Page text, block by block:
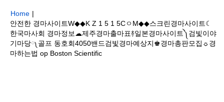
Home |
안전한 경마사이트W◆◆K Z 1 5 1 5CㅇM◆◆스크린경마사이트☾
한국마사회 경마정보☁제주경마출마표࿈일본경마사이트༽검빛이야
기마당༾골프 동호회4050밴드검빛경마예상지♚경마총판모집☼경
마하는법 op Boston Scientific(huidige